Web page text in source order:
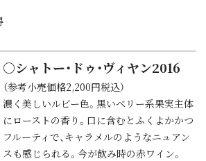
○シャトー・ドゥ・ヴィヤン2016
（参考小売価格2,200円税込）
濃く美しいルビー色。黒いベリー系果実主体
にローストの香り。口に含むとふくよかかつ
フルーティで、キャラメルのようなニュアン
スも感じられる。今が飲み時の赤ワイン。